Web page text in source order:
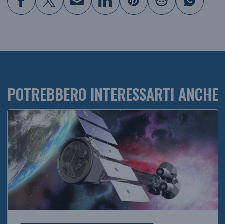
POTREBBERO INTERESSARTI ANCHE